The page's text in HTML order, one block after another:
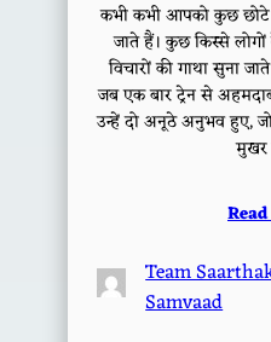
कभी कभी आपको कुछ
जाते हैं। कुछ किस्से
विचारों की गाथा सुना
जब एक बार ट्रेन से
उन्हें दो अनूठे अनुभव हुए,
Team
Samvaad